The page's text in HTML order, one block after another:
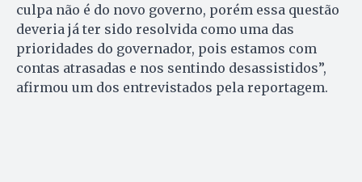
culpa não é do novo governo, porém essa questão
deveria já ter sido resolvida como uma das
prioridades do governador, pois estamos com
contas atrasadas e nos sentindo desassistidos”,
afirmou um dos entrevistados pela reportagem.